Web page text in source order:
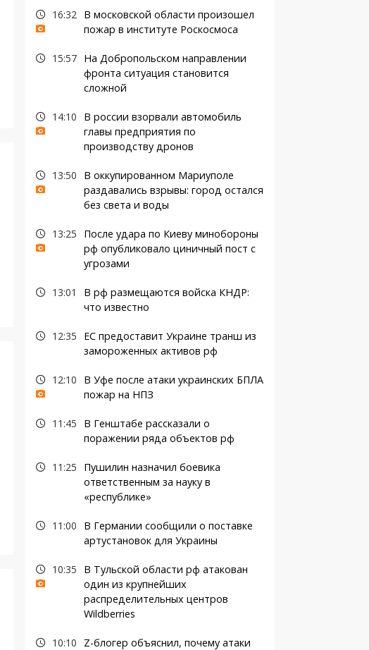
16:32
В московской области произошел
пожар в институте Роскосмоса
15:57
На Добропольском направлении
фронта ситуация становится
сложной
14:10
В россии взорвали автомобиль
главы предприятия по
производству дронов
13:50
В оккупированном Мариуполе
раздавались взрывы: город остался
без света и воды
13:25
После удара по Киеву минобороны
рф опубликовало циничный пост с
угрозами
13:01
В рф размещаются войска КНДР:
что известно
12:35
ЕС предоставит Украине транш из
замороженных активов рф
12:10
В Уфе после атаки украинских БПЛА
пожар на НПЗ
11:45
В Генштабе рассказали о
поражении ряда объектов рф
11:25
Пушилин назначил боевика
ответственным за науку в
«республике»
11:00
В Германии сообщили о поставке
артустановок для Украины
10:35
В Тульской области рф атакован
один из крупнейших
распределительных центров
Wildberries
10:10
Z-блогер объяснил, почему атаки